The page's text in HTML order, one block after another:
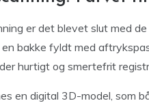
er det blevet slut med
en bakke fyldt med
hurtigt og smertefrit
en digital 3D-model, som